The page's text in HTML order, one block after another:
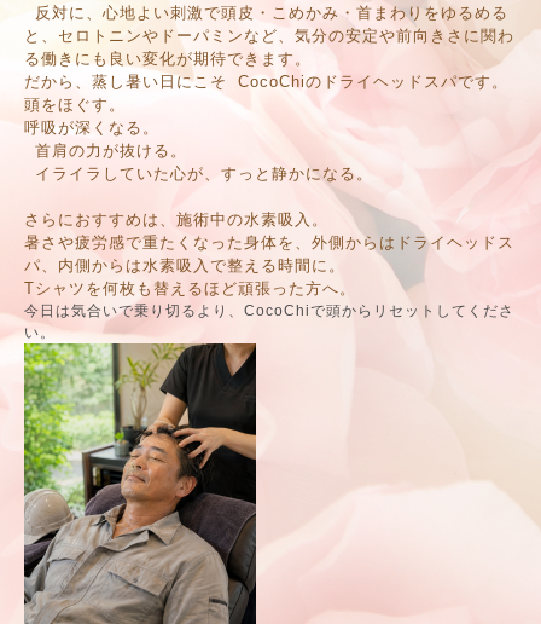
反対に、心地よい刺激で頭皮・こめかみ・首まわりをゆるめる
と、セロトニンやドーパミンなど、気分の安定や前向きさに関わ
る働きにも良い変化が期待できます。
だから、蒸し暑い日にこそ CocoChiのドライヘッドスパです。
頭をほぐす。
呼吸が深くなる。
首肩の力が抜ける。
イライラしていた心が、すっと静かになる。
さらにおすすめは、施術中の水素吸入。
暑さや疲労感で重たくなった身体を、外側からはドライヘッドス
パ、内側からは水素吸入で整える時間に。
Tシャツを何枚も替えるほど頑張った方へ。
今日は気合いで乗り切るより、CocoChiで頭からリセットしてくださ
い。